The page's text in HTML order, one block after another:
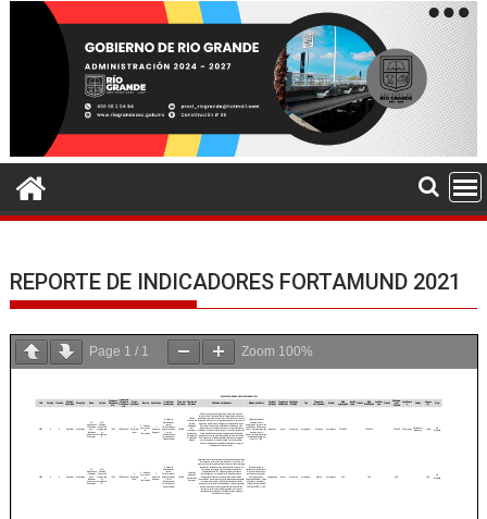
REPORTE DE INDICADORES FORTAMUND 2021
Page 1 / 1 Zoom 100%